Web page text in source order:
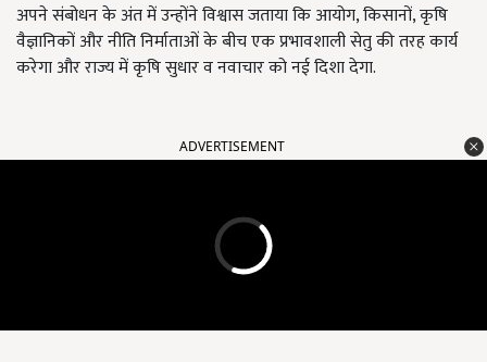
अपने संबोधन के अंत में उन्होंने विश्वास जताया कि आयोग, किसानों, कृषि
वैज्ञानिकों और नीति निर्माताओं के बीच एक प्रभावशाली सेतु की तरह कार्य
करेगा और राज्य में कृषि सुधार व नवाचार को नई दिशा देगा.
ADVERTISEMENT